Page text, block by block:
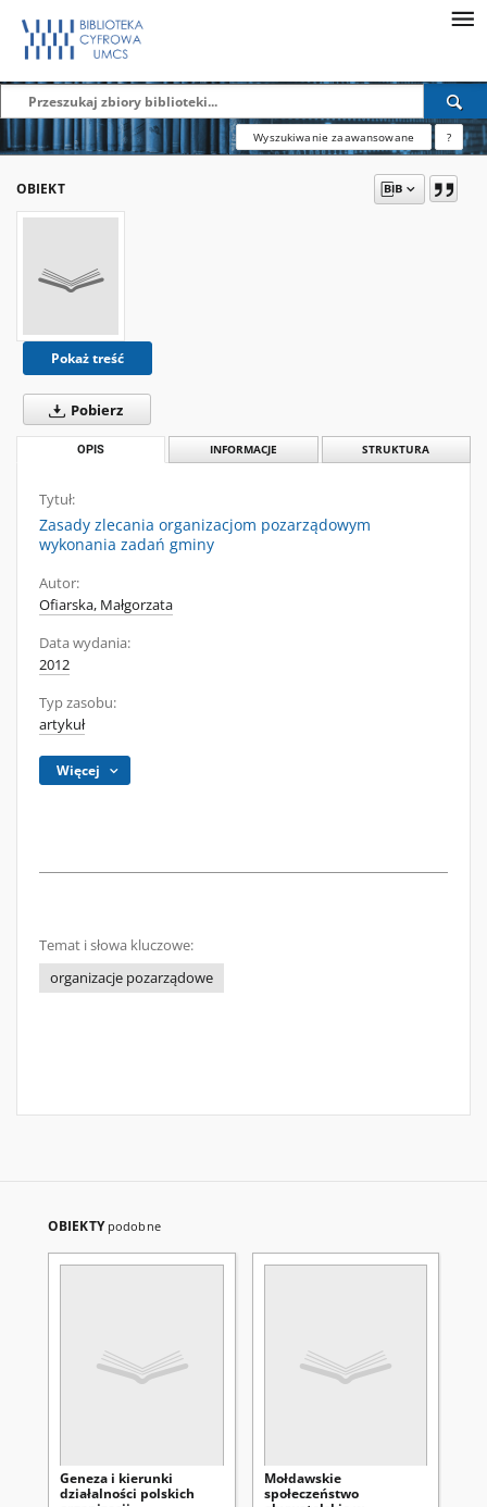
Wyszukiwanie zaawansowane ?
OBIEKT
Pokaż treść
Pobierz
OPIS INFORMACJE STRUKTURA
Tytuł:
Zasady zlecania organizacjom pozarządowym
wykonania zadań gminy
Autor:
Ofiarska, Małgorzata
Data wydania:
2012
Typ zasobu:
artykuł
Więcej
Temat i słowa kluczowe:
organizacje pozarządowe
OBIEKTY podobne
Geneza i kierunki
działalności polskich
Mołdawskie
społeczeństwo